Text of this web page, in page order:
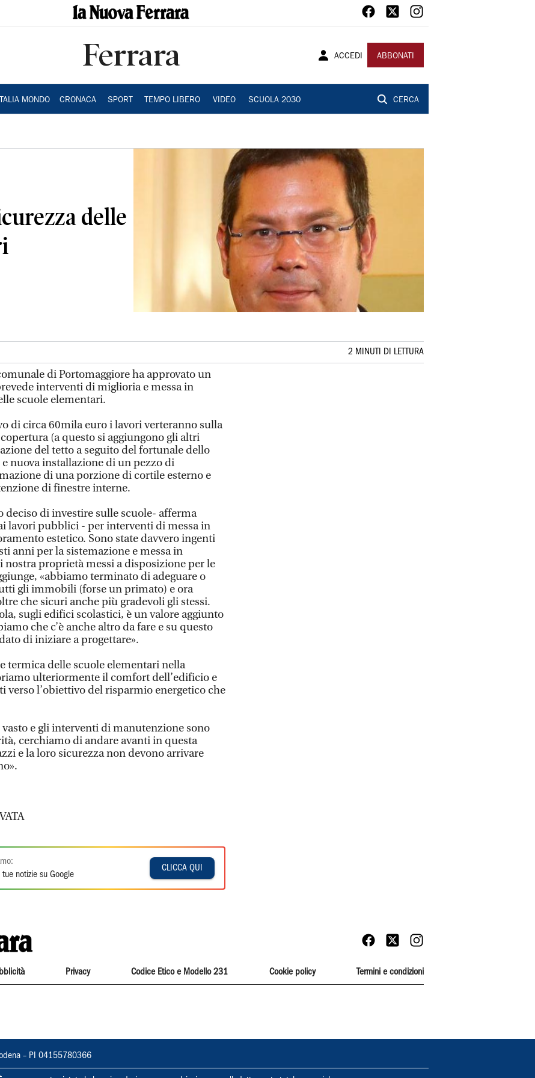
Ferrara ACCEDI ABBONATI
MONDO CRONACA SPORT TEMPO LIBERO VIDEO SCUOLA 2030 CERCA
delle
2 MINUTI DI LETTURA
di Portomaggiore ha approvato un
interventi di miglioria e messa in
scuole elementari.
di circa 60mila euro i lavori verteranno sulla
(a questo si aggiungono gli altri
del tetto a seguito del fortunale dello
nuova installazione di un pezzo di
di una porzione di cortile esterno e
di finestre interne.
deciso di investire sulle scuole- afferma
lavori pubblici - per interventi di messa in
estetico. Sono state davvero ingenti
anni per la sistemazione e messa in
proprietà messi a disposizione per le
«abbiamo terminato di adeguare o
gli immobili (forse un primato) e ora
che sicuri anche più gradevoli gli stessi.
sugli edifici scolastici, è un valore aggiunto
che c’è anche altro da fare e su questo
di iniziare a progettare».
termica delle scuole elementari nella
ulteriormente il comfort dell’edificio e
verso l’obiettivo del risparmio energetico che
e gli interventi di manutenzione sono
cerchiamo di andare avanti in questa
e la loro sicurezza non devono arrivare
tue notizie su Google
CLICCA QUI
Privacy Codice Etico e Modello 231 Cookie policy Termini e condizioni
– PI 04155780366